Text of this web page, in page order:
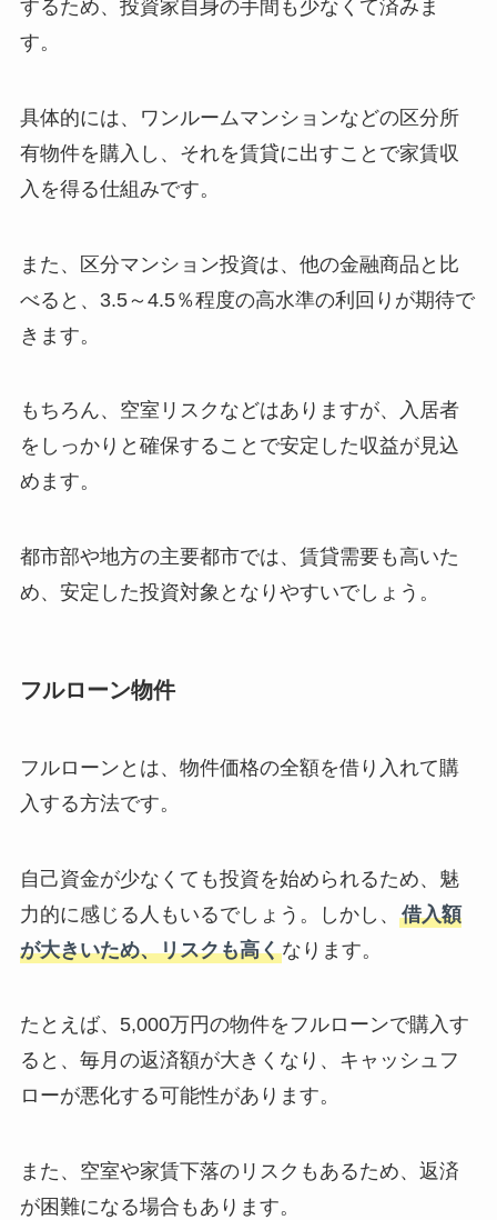
するため、投資家自身の手間も少なくて済みま
す。
具体的には、ワンルームマンションなどの区分所
有物件を購入し、それを賃貸に出すことで家賃収
入を得る仕組みです。
また、区分マンション投資は、他の金融商品と比
べると、3.5～4.5％程度の高水準の利回りが期待で
きます。
もちろん、空室リスクなどはありますが、入居者
をしっかりと確保することで安定した収益が見込
めます。
都市部や地方の主要都市では、賃貸需要も高いた
め、安定した投資対象となりやすいでしょう。
フルローン物件
フルローンとは、物件価格の全額を借り入れて購
入する方法です。
自己資金が少なくても投資を始められるため、魅
力的に感じる人もいるでしょう。しかし、 借入額
が大きいため、リスクも高くなります。
たとえば、5,000万円の物件をフルローンで購入す
ると、毎月の返済額が大きくなり、キャッシュフ
ローが悪化する可能性があります。
また、空室や家賃下落のリスクもあるため、返済
が困難になる場合もあります。